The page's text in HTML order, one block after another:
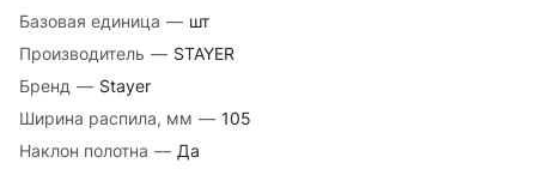
Базовая единица — шт
Производитель — STAYER
Бренд — Stayer
Ширина распила, мм — 105
Наклон полотна — Да